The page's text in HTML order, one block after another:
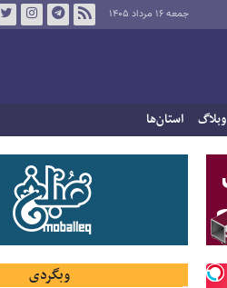
جمعه ۱۶ مرداد ۱۴۰۵
وبلاگ استان‌ها
وبگردی